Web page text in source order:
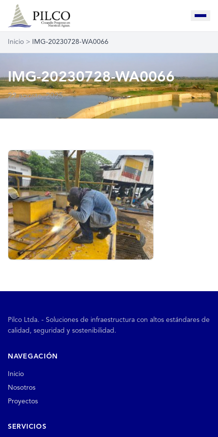
Inicio > IMG-20230728-WA0066
IMG-20230728-WA0066
22 agosto, 2025
Pilco Ltda. - Soluciones de infraestructura con altos estándares de
calidad, seguridad y sostenibilidad.
NAVEGACIÓN
Inicio
Nosotros
Proyectos
SERVICIOS